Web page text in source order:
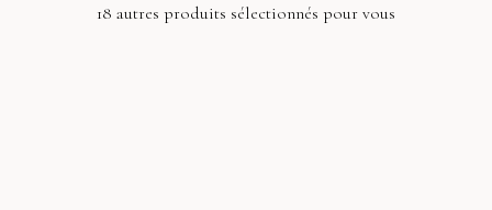
18 autres produits sélectionnés pour vous